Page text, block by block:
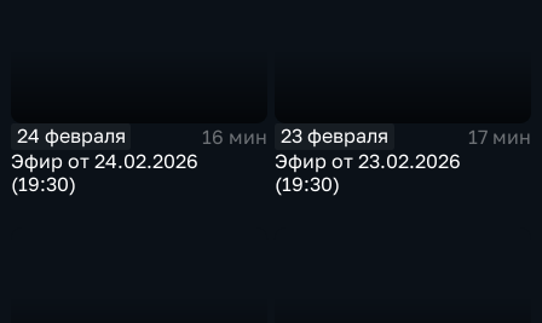
24 февраля
16 мин
Эфир от 24.02.2026
(19:30)
23 февраля
17 мин
Эфир от 23.02.2026
(19:30)